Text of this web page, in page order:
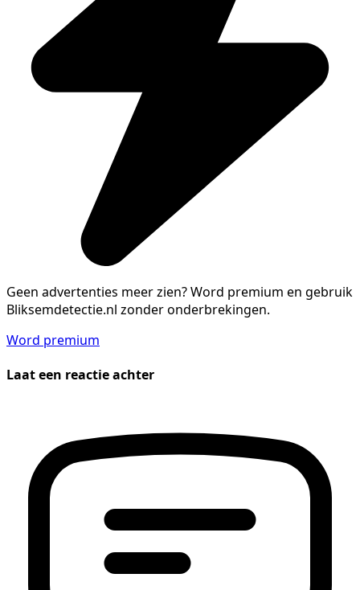
Geen advertenties meer zien?Word premium en gebruik
Bliksemdetectie.nl zonder onderbrekingen.
Word premium
Laat een reactie achter